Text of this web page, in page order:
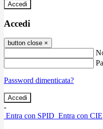
Accedi
Accedi
button close ×
Password dimenticata?
-
Entra con SPID Entra con CIE